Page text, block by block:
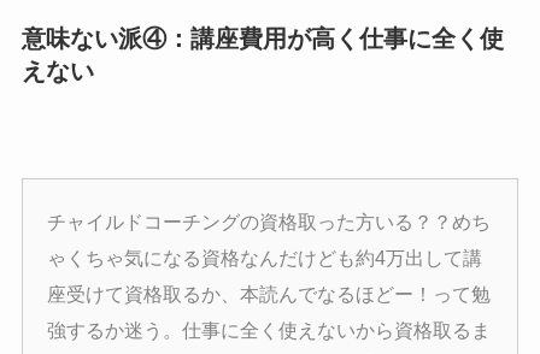
意味ない派④：講座費用が高く仕事に全く使
えない
チャイルドコーチングの資格取った方いる？？めち
ゃくちゃ気になる資格なんだけども約4万出して講
座受けて資格取るか、本読んでなるほどー！って勉
強するか迷う。仕事に全く使えないから資格取るま